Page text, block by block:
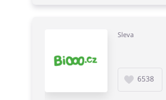
Sleva
6538